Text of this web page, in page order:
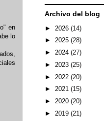
en
lo
Archivo del blog
► 2026 (14)
► 2025 (28)
► 2024 (27)
► 2023 (25)
► 2022 (20)
► 2021 (15)
► 2020 (20)
► 2019 (21)